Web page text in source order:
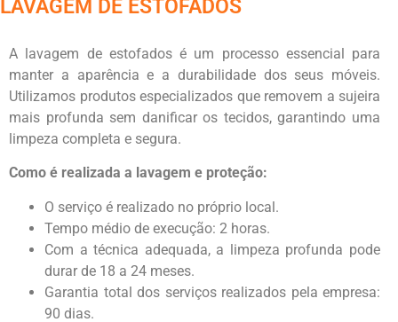
LAVAGEM DE ESTOFADOS
A lavagem de estofados é um processo essencial para
manter a aparência e a durabilidade dos seus móveis.
Utilizamos produtos especializados que removem a sujeira
mais profunda sem danificar os tecidos, garantindo uma
limpeza completa e segura.
Como é realizada a lavagem e proteção:
O serviço é realizado no próprio local.
Tempo médio de execução: 2 horas.
Com a técnica adequada, a limpeza profunda pode
durar de 18 a 24 meses.
Garantia total dos serviços realizados pela empresa:
90 dias.